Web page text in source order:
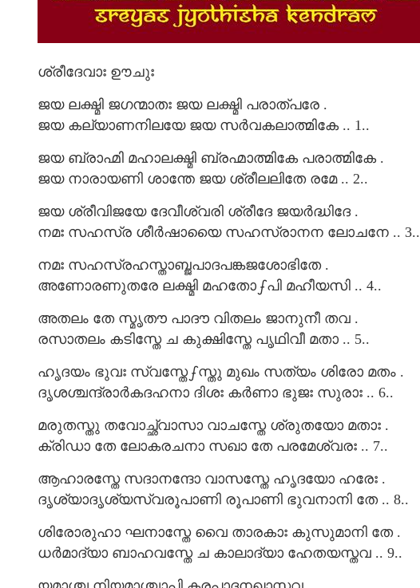
ശ്രീദേവാഃ ഊചുഃ
ജയ ലക്ഷ്മി ജഗന്മാതഃ ജയ ലക്ഷ്മി പരാത്പരേ .
ജയ കല്യാണനിലയേ ജയ സർവകലാത്മികേ .. 1..
ജയ ബ്രാഹ്മി മഹാലക്ഷ്മി ബ്രഹ്മാത്മികേ പരാത്മികേ .
ജയ നാരായണി ശാന്തേ ജയ ശ്രീലലിതേ രമേ .. 2..
ജയ ശ്രീവിജയേ ദേവീശ്വരി ശ്രീദേ ജയർദ്ധിദേ .
നമഃ സഹസ്ര ശീർഷായൈ സഹസ്രാനന ലോചനേ .. 3..
നമഃ സഹസ്രഹസ്താബ്ജപാദപങ്കജശോഭിതേ .
അണോരണുതരേ ലക്ഷ്മി മഹതോഽപി മഹീയസി .. 4..
അതലം തേ സ്മൃതൗ പാദൗ വിതലം ജാനുനീ തവ .
രസാതലം കടിസ്തേ ച കുക്ഷിസ്തേ പൃഥിവീ മതാ .. 5..
ഹൃദയം ഭുവഃ സ്വസ്തേഽസ്തു മുഖം സത്യം ശിരോ മതം .
ദൃശശ്ചന്ദ്രാർകദഹനാ ദിശഃ കർണാ ഭുജഃ സുരാഃ .. 6..
മരുതസ്തു തവോച്ഛ്വാസാ വാചസ്തേ ശ്രുതയോ മതാഃ .
ക്രിഡാ തേ ലോകരചനാ സഖാ തേ പരമേശ്വരഃ .. 7..
ആഹാരസ്തേ സദാനന്ദോ വാസസ്തേ ഹൃദയോ ഹരേഃ .
ദൃശ്യാദൃശ്യസ്വരൂപാണി രൂപാണി ഭുവനാനി തേ .. 8..
ശിരോരുഹാ ഘനാസ്തേ വൈ താരകാഃ കുസുമാനി തേ .
ധർമാദ്യാ ബാഹവസ്തേ ച കാലാദ്യാ ഹേതയസ്തവ .. 9..